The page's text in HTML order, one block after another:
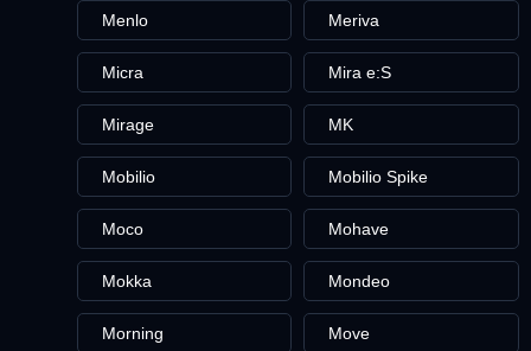
Menlo Meriva
Micra Mira e:S
Mirage MK
Mobilio Mobilio Spike
Moco Mohave
Mokka Mondeo
Morning Move